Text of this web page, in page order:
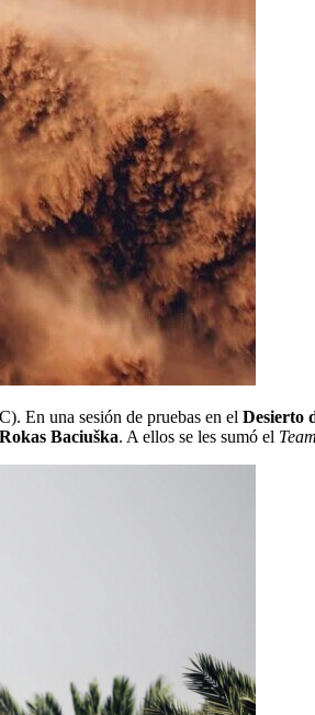
En una sesión de pruebas en el Desierto
Baciuška. A ellos se les sumó el